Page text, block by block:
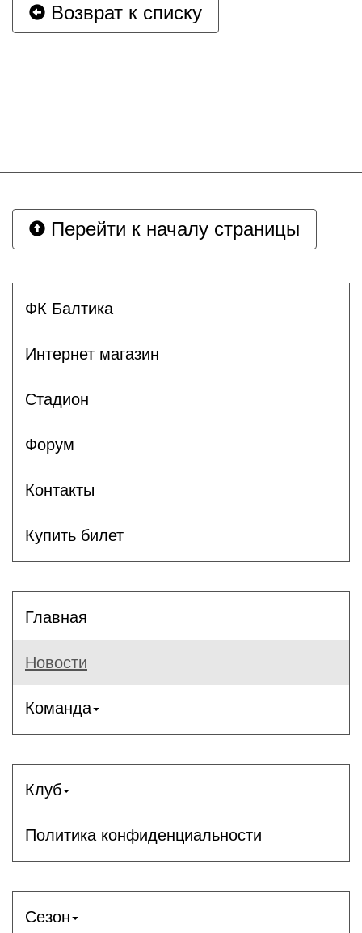
Возврат к списку
Перейти к началу страницы
ФК Балтика
Интернет магазин
Стадион
Форум
Контакты
Купить билет
Главная
Новости
Команда
Клуб
Политика конфиденциальности
Сезон